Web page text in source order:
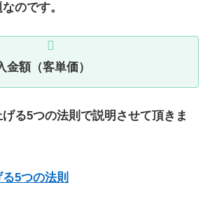
のです。
額（客単価）
る5つの法則で説明させて頂きま
5つの法則